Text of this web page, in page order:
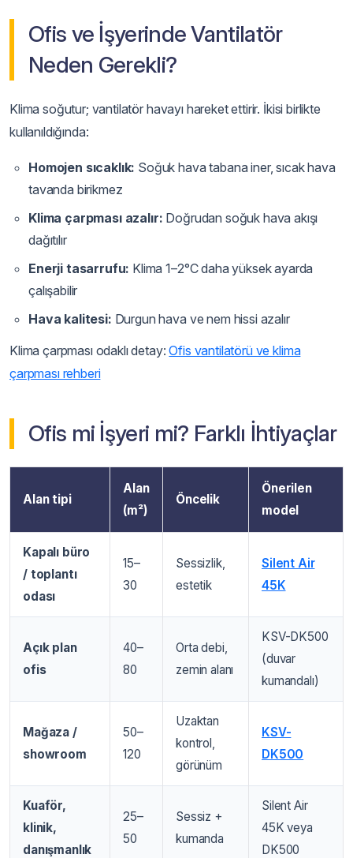
Ofis ve İşyerinde Vantilatör
Neden Gerekli?
Klima soğutur; vantilatör havayı hareket ettirir. İkisi birlikte
kullanıldığında:
Homojen sıcaklık: Soğuk hava tabana iner, sıcak hava
tavanda birikmez
Klima çarpması azalır: Doğrudan soğuk hava akışı
dağıtılır
Enerji tasarrufu: Klima 1–2°C daha yüksek ayarda
çalışabilir
Hava kalitesi: Durgun hava ve nem hissi azalır
Klima çarpması odaklı detay:Ofis vantilatörü ve klima
çarpması rehberi
Ofis mi İşyeri mi? Farklı İhtiyaçlar
Alan tipi
Alan
(m²)
Öncelik
Önerilen
model
Kapalı büro
/ toplantı
odası
15–
30
Sessizlik,
estetik
Silent Air
45K
Açık plan
ofis
40–
80
Orta debi,
zemin alanı
KSV-DK500
(duvar
kumandalı)
Mağaza /
showroom
50–
120
Uzaktan
kontrol,
görünüm
KSV-
DK500
Kuaför,
klinik,
danışmanlık
25–
50
Sessiz +
kumanda
Silent Air
45K veya
DK500